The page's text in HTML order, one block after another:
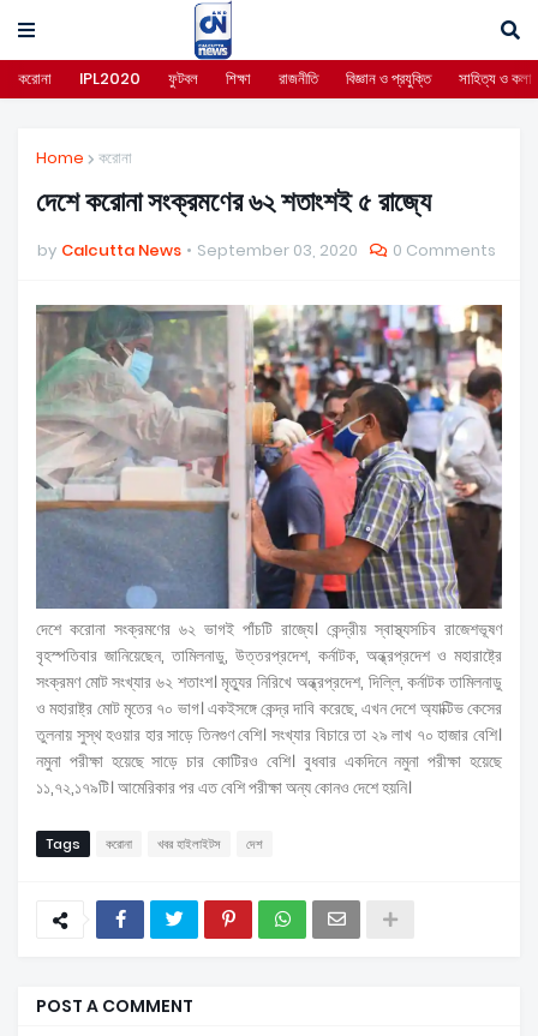
করোনা IPL2020 ফুটবল শিক্ষা রাজনীতি বিজ্ঞান ও প্রযুক্তি সাহিত্য ও কলা
Home করোনা
দেশে করোনা সংক্রমণের ৬২ শতাংশই ৫ রাজ্যে
by Calcutta News September 03, 2020 0 Comments
দেশে করোনা সংক্রমণের ৬২ ভাগই পাঁচটি রাজ্যে। কেন্দ্রীয় স্বাস্থ্যসচিব রাজেশভূষণ
বৃহস্পতিবার জানিয়েছেন, তামিলনাডু, উত্তরপ্রদেশ, কর্নাটক, অন্ধ্রপ্রদেশ ও মহারাষ্ট্রে
সংক্রমণ মোট সংখ্যার ৬২ শতাংশ। মৃত্যুর নিরিখে অন্ধ্রপ্রদেশ, দিল্লি, কর্নাটক তামিলনাডু
ও মহারাষ্ট্র মোট মৃতের ৭০ ভাগ। একইসঙ্গে কেন্দ্র দাবি করেছে, এখন দেশে অ্যাক্টিভ কেসের
তুলনায় সুস্থ হওয়ার হার সাড়ে তিনগুণ বেশি। সংখ্যার বিচারে তা ২৯ লাখ ৭০ হাজার বেশি।
নমুনা পরীক্ষা হয়েছে সাড়ে চার কোটিরও বেশি। বুধবার একদিনে নমুনা পরীক্ষা হয়েছে
১১,৭২,১৭৯টি। আমেরিকার পর এত বেশি পরীক্ষা অন্য কোনও দেশে হয়নি।
Tags করোনা খবর হাইলাইটস দেশ
POST A COMMENT